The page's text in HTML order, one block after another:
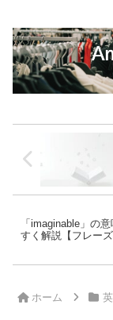
「imaginable」の
すく解説【フレーズ
ホーム